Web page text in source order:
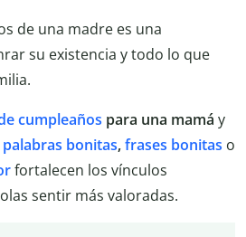
de una madre es una
su existencia y todo lo que
cumpleaños para una mamá y
palabras bonitas,frases bonitas o
fortalecen los vínculos
sentir más valoradas.